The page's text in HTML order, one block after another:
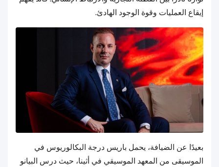
إيقاع العمليات وقوة الوجود الهادئ.
بعيدًا عن الضيافة، يحمل باريس درجة البكالوريوس في
الموسيقى من المعهد الموسيقي في أثينا، حيث درس البيانو